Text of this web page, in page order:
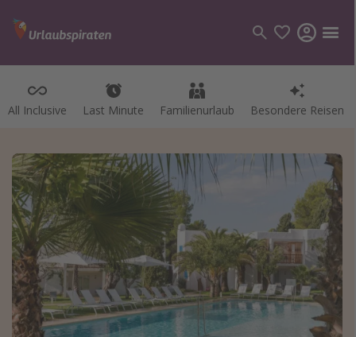
All Inclusive Last Minute Familienurlaub Besondere Reisen
Kategorien
Hotel
Pauschalreisen
Kreuzfahrten
Reiseziele
Alle Reiseziele
Bodensee Urlaub